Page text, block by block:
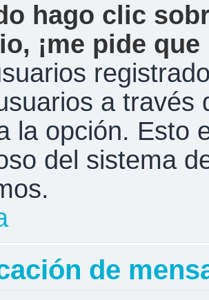
hago clic
¡me pide
a través
la opción. Esto
del sistema
de